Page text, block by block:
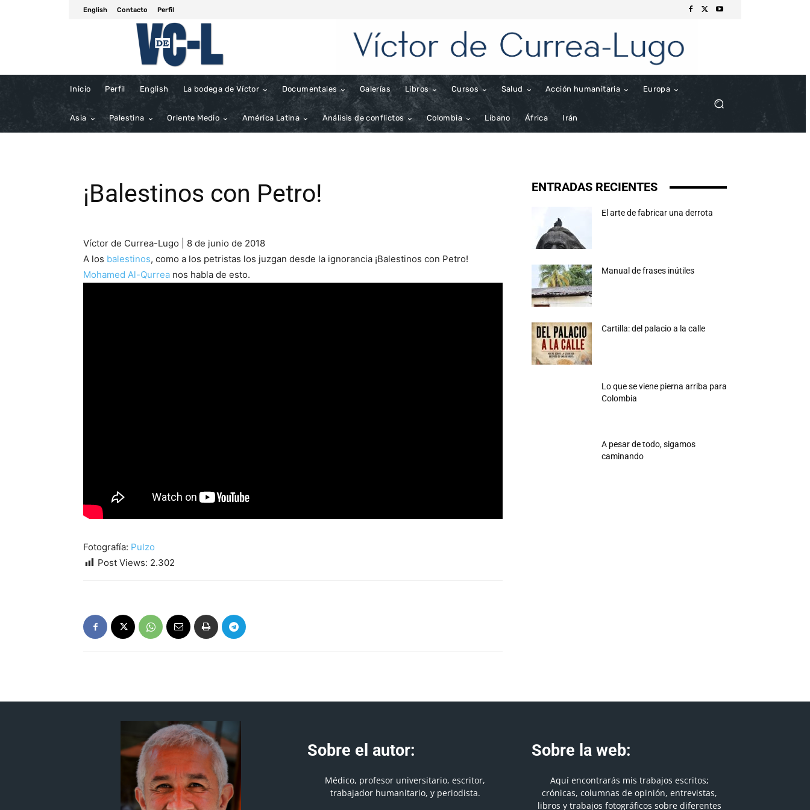
English Contacto Perfil
Inicio Perfil English La bodega de Víctor Documentales Galerías Libros Cursos Salud Acción humanitaria Europa
Asia Palestina Oriente Medio América Latina Análisis de conflictos Colombia Líbano África Irán
¡Balestinos con Petro!
Víctor de Currea-Lugo | 8 de junio de 2018
A los balestinos, como a los petristas los juzgan desde la ignorancia ¡Balestinos con Petro!
Mohamed Al-Qurrea nos habla de esto.
Fotografía: Pulzo
Post Views: 2.302
ENTRADAS RECIENTES
El arte de fabricar una derrota
Manual de frases inútiles
Cartilla: del palacio a la calle
Lo que se viene pierna arriba para
Colombia
A pesar de todo, sigamos
caminando
Sobre el autor:
Médico, profesor universitario, escritor,
trabajador humanitario, y periodista.
Sobre la web:
Aquí encontrarás mis trabajos escritos;
crónicas, columnas de opinión, entrevistas,
libros y trabajos fotográficos sobre diferentes